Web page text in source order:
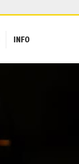
INFO